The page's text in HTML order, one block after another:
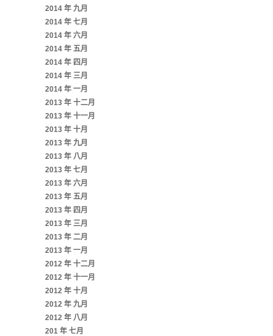
2014 年 九月
2014 年 七月
2014 年 六月
2014 年 五月
2014 年 四月
2014 年 三月
2014 年 一月
2013 年 十二月
2013 年 十一月
2013 年 十月
2013 年 九月
2013 年 八月
2013 年 七月
2013 年 六月
2013 年 五月
2013 年 四月
2013 年 三月
2013 年 二月
2013 年 一月
2012 年 十二月
2012 年 十一月
2012 年 十月
2012 年 九月
2012 年 八月
201 年 七月